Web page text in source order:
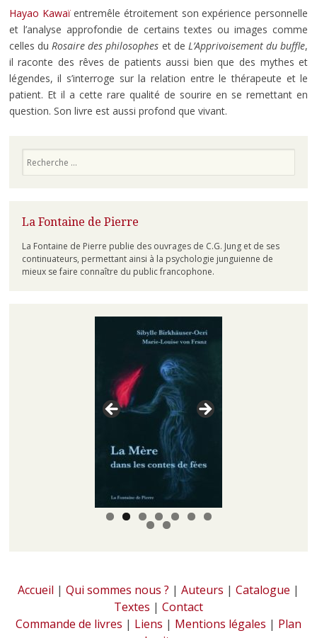
Hayao Kawaïentremêle étroitement son expérience personnelle
et l’analyse approfondie de certains textes ou images comme
celles duRosaire des philosophes et de L’Apprivoisement du buffle,
il raconte des rêves de patients aussi bien que des mythes et
légendes, il s’interroge sur la relation entre le thérapeute et le
patient. Et il a cette rare qualité de sourire en se remettant en
question. Son livre est aussi profond que vivant.
La Fontaine de Pierre
La Fontaine de Pierre publie des ouvrages de C.G. Jung et de ses
continuateurs, permettant ainsi à la psychologie junguienne de
mieux se faire connaître du public francophone.
Accueil | Qui sommes nous ? | Auteurs | Catalogue |
Textes | Contact
Commande de livres | Liens | Mentions légales | Plan